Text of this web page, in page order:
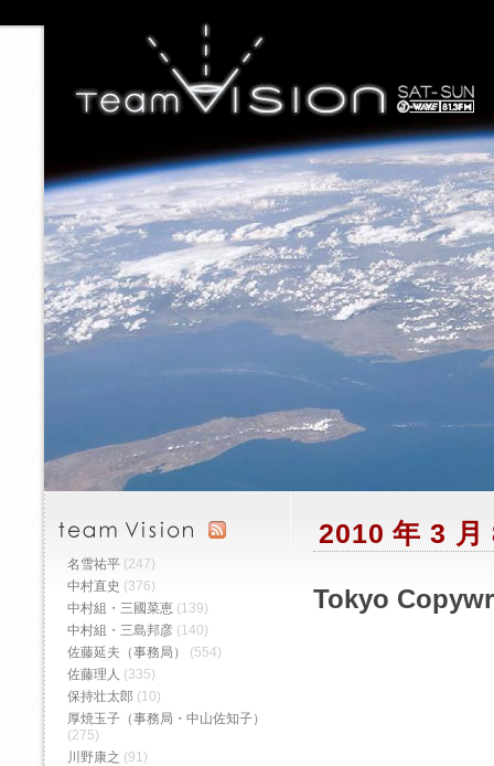
2010 年 3 月
Tokyo
名雪祐平 (247)
中村直史 (376)
中村組・三國菜恵 (139)
中村組・三島邦彦 (140)
佐藤延夫（事務局）
(554)
佐藤理人 (335)
保持壮太郎 (10)
厚焼玉子（事務局・中山佐知子）
(275)
川野康之 (91)